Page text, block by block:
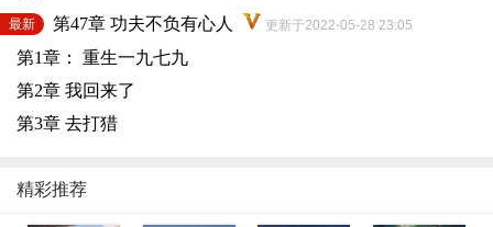
最新 第47章 功夫不负有心人 更新于2022-05-28 23:05
第1章： 重生一九七九
第2章 我回来了
第3章 去打猎
精彩推荐